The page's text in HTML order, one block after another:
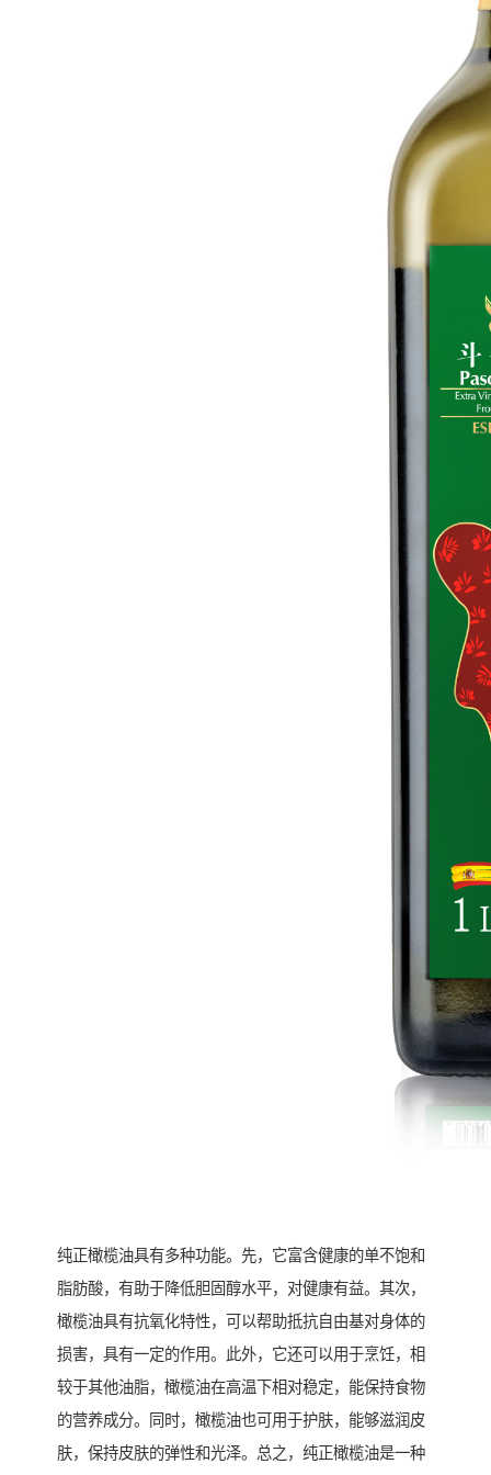
纯正橄榄油具有多种功能。先，它富含健康的单不饱和
脂肪酸，有助于降低胆固醇水平，对健康有益。其次，
橄榄油具有抗氧化特性，可以帮助抵抗自由基对身体的
损害，具有一定的作用。此外，它还可以用于烹饪，相
较于其他油脂，橄榄油在高温下相对稳定，能保持食物
的营养成分。同时，橄榄油也可用于护肤，能够滋润皮
肤，保持皮肤的弹性和光泽。总之，纯正橄榄油是一种